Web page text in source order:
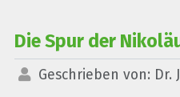
Die Spur der
Geschrieben von: Dr.